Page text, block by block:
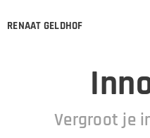
RENAAT GELDHOF
Vergroot je